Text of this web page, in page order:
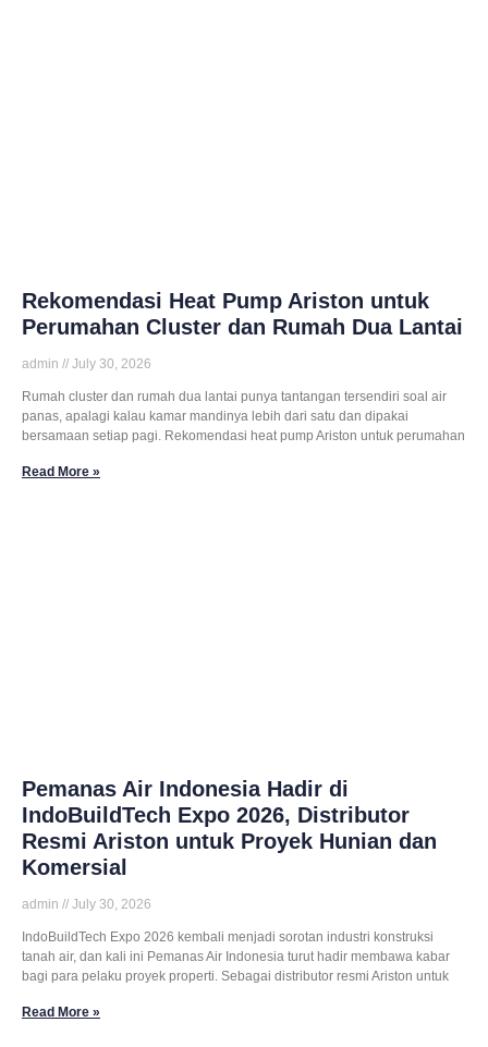
Rekomendasi Heat Pump Ariston untuk
Perumahan Cluster dan Rumah Dua Lantai
admin July 30, 2026
Rumah cluster dan rumah dua lantai punya tantangan tersendiri soal air
panas, apalagi kalau kamar mandinya lebih dari satu dan dipakai
bersamaan setiap pagi. Rekomendasi heat pump Ariston untuk perumahan
Read More »
Pemanas Air Indonesia Hadir di
IndoBuildTech Expo 2026, Distributor
Resmi Ariston untuk Proyek Hunian dan
Komersial
admin July 30, 2026
IndoBuildTech Expo 2026 kembali menjadi sorotan industri konstruksi
tanah air, dan kali ini Pemanas Air Indonesia turut hadir membawa kabar
bagi para pelaku proyek properti. Sebagai distributor resmi Ariston untuk
Read More »